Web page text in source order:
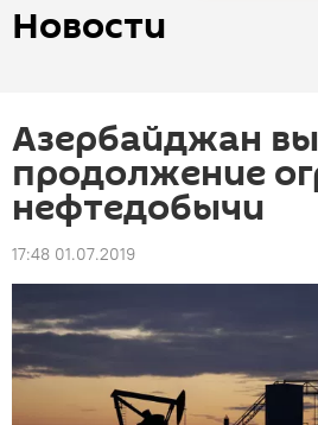
Новости
Азербайджан
продолжение
нефтедобычи
17:48 01.07.2019